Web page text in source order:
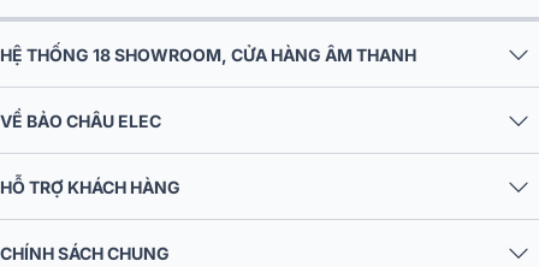
HỆ THỐNG 18 SHOWROOM, CỬA HÀNG ÂM THANH
VỀ BẢO CHÂU ELEC
HỖ TRỢ KHÁCH HÀNG
CHÍNH SÁCH CHUNG